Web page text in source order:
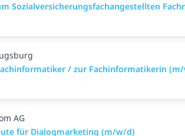
Sozial­versicher­ungs­fach­angestellten­
/ zur Fachinformatikerin
AG
für Dialogmarketing (m/w/d)